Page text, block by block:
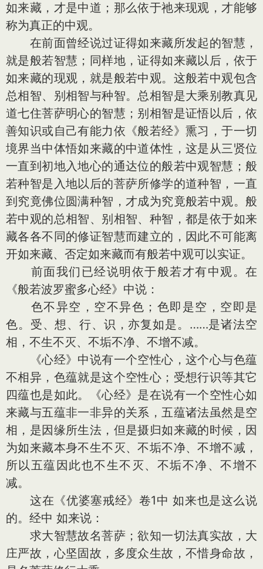
如来藏，才是中道；那么依于祂来现观，才能够
称为真正的中观。
在前面曾经说过证得如来藏所发起的智慧，
就是般若智慧；同样地，证得如来藏以后，依于
如来藏的现观，就是般若中观。这般若中观包含
总相智、别相智与种智。总相智是大乘别教真见
道七住菩萨明心的智慧；别相智是证悟以后，依
善知识或自己有能力依《般若经》熏习，于一切
境界当中体悟如来藏的中道体性，这是从三贤位
一直到初地入地心的通达位的般若中观智慧；般
若种智是入地以后的菩萨所修学的道种智，一直
到究竟佛位圆满种智，才成为究竟般若中观。般
若中观的总相智、别相智、种智，都是依于如来
藏各各不同的修证智慧而建立的，因此不可能离
开如来藏、否定如来藏而有般若中观可以实证。
前面我们已经说明依于般若才有中观。在
《般若波罗蜜多心经》中说：
色不异空，空不异色；色即是空，空即是
色。受、想、行、识，亦复如是。……是诸法空
相，不生不灭、不垢不净、不增不减。
《心经》中说有一个空性心，这个心与色蕴
不相异，色蕴就是这个空性心；受想行识等其它
四蕴也是如此。《心经》是在说有一个空性心如
来藏与五蕴非一非异的关系，五蕴诸法虽然是空
相，是因缘所生法，但是摄归如来藏的时候，因
为如来藏本身不生不灭、不垢不净、不增不减，
所以五蕴因此也不生不灭、不垢不净、不增不
减。
这在《优婆塞戒经》卷1中 如来也是这么说
的。经中 如来说：
求大智慧故名菩萨；欲知一切法真实故，大
庄严故，心坚固故，多度众生故，不惜身命故，